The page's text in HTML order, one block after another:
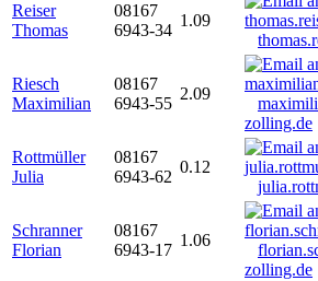
Reiser
Thomas
08167
6943-34
1.09
Riesch
Maximilian
08167
6943-55
2.09
zolling.de
Rottmüller
Julia
08167
6943-62
0.12
Schranner
Florian
08167
6943-17
1.06
zolling.de